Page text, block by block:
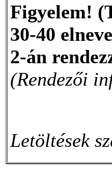
Figyelem!
30-40
2-án
(Rendezői
Letöltések